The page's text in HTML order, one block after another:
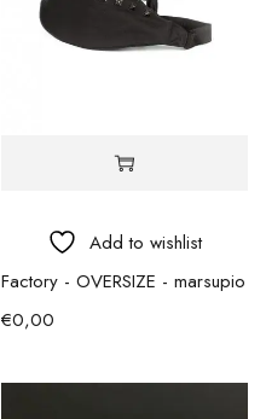
Add to wishlist
Factory - OVERSIZE - marsupio
€0,00